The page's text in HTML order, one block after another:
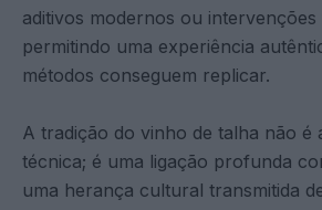
aditivos modernos ou intervenções
permitindo uma experiência
métodos conseguem replicar.
A tradição do vinho de talha não é
técnica; é uma ligação profunda
uma herança cultural transmitida